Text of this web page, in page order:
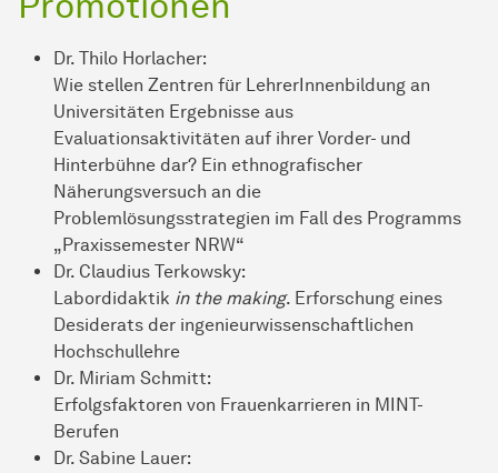
Dr. Thilo Horlacher:
Wie stellen Zentren für LehrerInnenbildung an
Universitäten Ergebnisse aus
Evaluationsaktivitäten auf ihrer Vorder- und
Hinterbühne dar? Ein ethnografischer
Näherungsversuch an die
Problemlösungsstrategien im Fall des Programms
„Praxissemester NRW“
Dr. Claudius Terkowsky:
Labordidaktik in the making. Erforschung eines
Desiderats der ingenieurwissenschaftlichen
Hochschullehre
Dr. Miriam Schmitt:
Erfolgsfaktoren von Frauen­karrieren in MINT-
Berufen
Dr. Sabine Lauer: